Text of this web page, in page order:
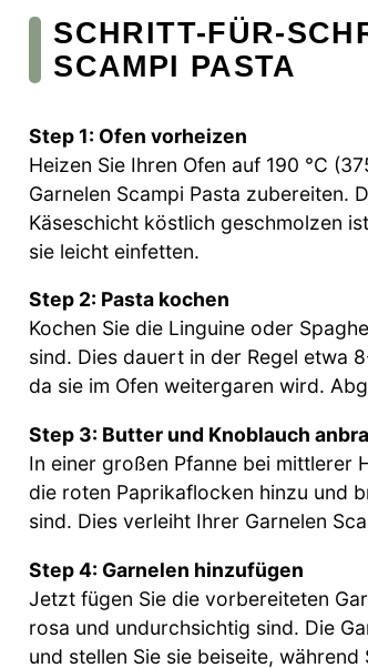
SCHRITT-FÜR-
SCAMPI PASTA
Step 1: Ofen vorheizen
Heizen Sie Ihren Ofen auf 190 °C
Garnelen Scampi Pasta zubereiten.
Käseschicht köstlich geschmolzen
sie leicht einfetten.
Step 2: Pasta kochen
Kochen Sie die Linguine oder
sind. Dies dauert in der Regel etwa
da sie im Ofen weitergaren wird.
Step 3: Butter und Knoblauch
In einer großen Pfanne bei mittlerer
die roten Paprikaflocken hinzu und
sind. Dies verleiht Ihrer Garnelen
Step 4: Garnelen hinzufügen
Jetzt fügen Sie die vorbereiteten
rosa und undurchsichtig sind. Die
und stellen Sie sie beiseite,